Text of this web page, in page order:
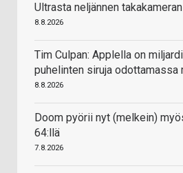
Ultrasta neljännen
8.8.2026
Tim Culpan: Applella on
puhelinten siruja odottamassa
8.8.2026
Doom pyörii nyt (melkein)
64:llä
7.8.2026